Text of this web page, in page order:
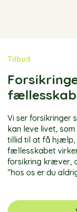
Tilbud
fællesskab
Vi ser forsikringer
kan leve livet,
tillid til at få hjælp,
fællesskabet
forsikring kræver,
”hos os er du